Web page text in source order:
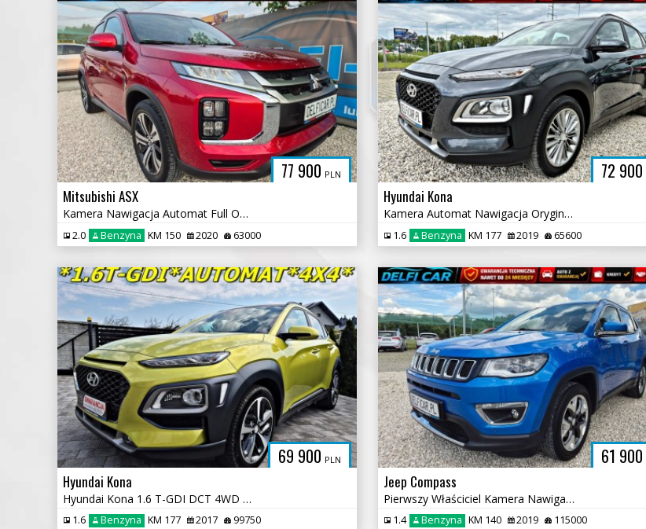
77 900 PLN
Mitsubishi ASX
Kamera Nawigacja Automat Full Opcja Ledy Car Play
2.0 Benzyna KM 150 2020 63000
72 900
Hyundai Kona
Kamera Automat Nawigacja Oryginalny Lakier
1.6 Benzyna KM 177 2019 65600
69 900 PLN
Hyundai Kona
Hyundai Kona 1.6 T-GDI DCT 4WD Premium
1.6 Benzyna KM 177 2017 99750
61 900
Jeep Compass
Pierwszy Właściciel Kamera Nawigacja Car Play
1.4 Benzyna KM 140 2019 115000